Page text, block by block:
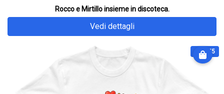
Rocco e Mirtillo insieme in discoteca.
Vedi dettagli
€ 28.75